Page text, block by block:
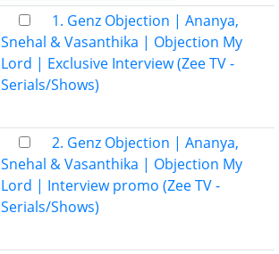
1. Genz Objection | Ananya,
Snehal & Vasanthika | Objection My
Lord | Exclusive Interview (Zee TV -
Serials/Shows)
2. Genz Objection | Ananya,
Snehal & Vasanthika | Objection My
Lord | Interview promo (Zee TV -
Serials/Shows)